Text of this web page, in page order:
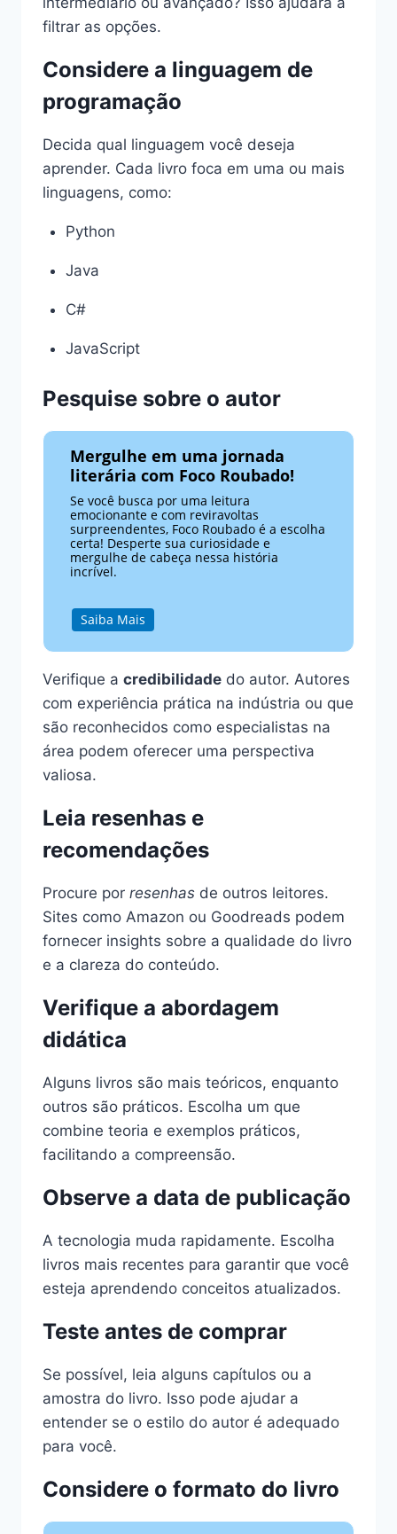
filtrar as opções.
Considere a linguagem de
programação
Decida qual linguagem você deseja
aprender. Cada livro foca em uma ou mais
linguagens, como:
Python
Java
C#
JavaScript
Pesquise sobre o autor
Mergulhe em uma jornada
literária com Foco Roubado!
Se você busca por uma leitura
emocionante e com reviravoltas
surpreendentes, Foco Roubado é a escolha
certa! Desperte sua curiosidade e
mergulhe de cabeça nessa história
incrível.
Saiba Mais
Verifique a credibilidade do autor. Autores
com experiência prática na indústria ou que
são reconhecidos como especialistas na
área podem oferecer uma perspectiva
valiosa.
Leia resenhas e
recomendações
Procure por resenhas de outros leitores.
Sites como Amazon ou Goodreads podem
fornecer insights sobre a qualidade do livro
e a clareza do conteúdo.
Verifique a abordagem
didática
Alguns livros são mais teóricos, enquanto
outros são práticos. Escolha um que
combine teoria e exemplos práticos,
facilitando a compreensão.
Observe a data de publicação
A tecnologia muda rapidamente. Escolha
livros mais recentes para garantir que você
esteja aprendendo conceitos atualizados.
Teste antes de comprar
Se possível, leia alguns capítulos ou a
amostra do livro. Isso pode ajudar a
entender se o estilo do autor é adequado
para você.
Considere o formato do livro